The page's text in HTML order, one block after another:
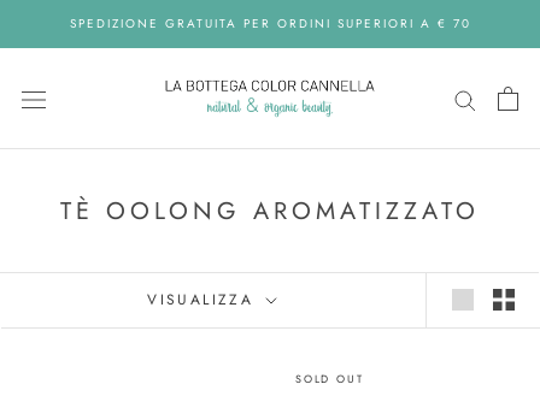
SPEDIZIONE GRATUITA PER ORDINI SUPERIORI A € 70
TÈ OOLONG AROMATIZZATO
VISUALIZZA
SOLD OUT